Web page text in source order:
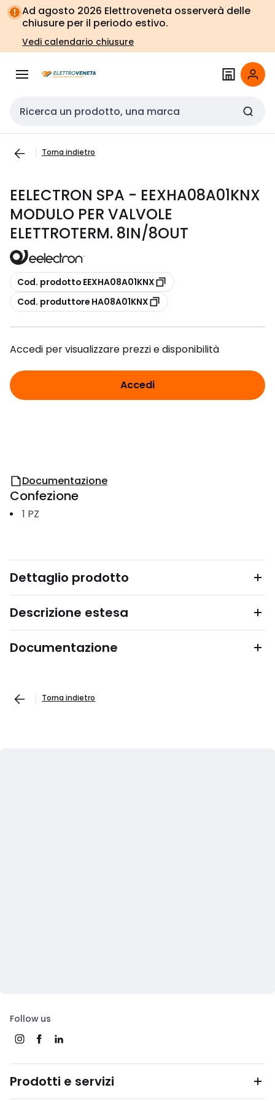
Vai alla
navigazione
Vai
alla
pagina
Ad agosto 2026 Elettroveneta osserverà delle
chiusure per il periodo estivo.
Vedi calendario chiusure
Cerca input
Torna indietro
EELECTRON SPA - EEXHA08A01KNX
MODULO PER VALVOLE
ELETTROTERM. 8IN/8OUT
copia
Cod. prodotto EEXHA08A01KNX
copia
Cod. produttore HA08A01KNX
Accedi per visualizzare prezzi e disponibilità
Accedi
Documentazione
Confezione
1 PZ
Dettaglio prodotto
Descrizione estesa
Documentazione
Torna indietro
Follow us
Prodotti e servizi